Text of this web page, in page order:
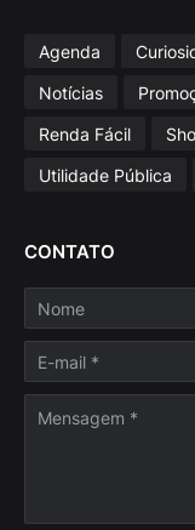
Agenda
Notícias
Renda Fácil
Utilidade Pública
CONTATO